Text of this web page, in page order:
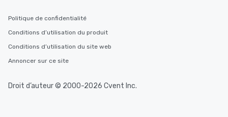
Politique de confidentialité
Conditions d’utilisation du produit
Conditions d’utilisation du site web
Annoncer sur ce site
Droit d’auteur © 2000-2026 Cvent Inc.